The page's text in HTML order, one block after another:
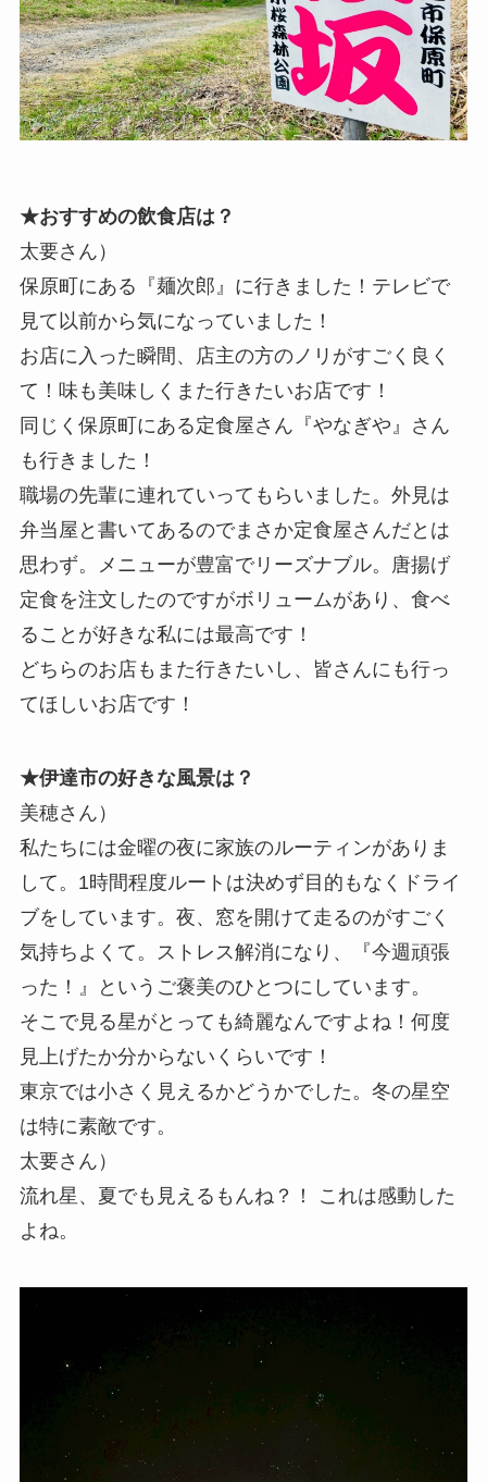
★おすすめの飲食店は？
太要さん）
保原町にある『麺次郎』に行きました！テレビで
見て以前から気になっていました！
お店に入った瞬間、店主の方のノリがすごく良く
て！味も美味しくまた行きたいお店です！
同じく保原町にある定食屋さん『やなぎや』さん
も行きました！
職場の先輩に連れていってもらいました。外見は
弁当屋と書いてあるのでまさか定食屋さんだとは
思わず。メニューが豊富でリーズナブル。唐揚げ
定食を注文したのですがボリュームがあり、食べ
ることが好きな私には最高です！
どちらのお店もまた行きたいし、皆さんにも行っ
てほしいお店です！
★伊達市の好きな風景は？
美穂さん）
私たちには金曜の夜に家族のルーティンがありま
して。1時間程度ルートは決めず目的もなくドライ
ブをしています。夜、窓を開けて走るのがすごく
気持ちよくて。ストレス解消になり、『今週頑張
った！』というご褒美のひとつにしています。
そこで見る星がとっても綺麗なんですよね！何度
見上げたか分からないくらいです！
東京では小さく見えるかどうかでした。冬の星空
は特に素敵です。
太要さん）
流れ星、夏でも見えるもんね？！ これは感動した
よね。